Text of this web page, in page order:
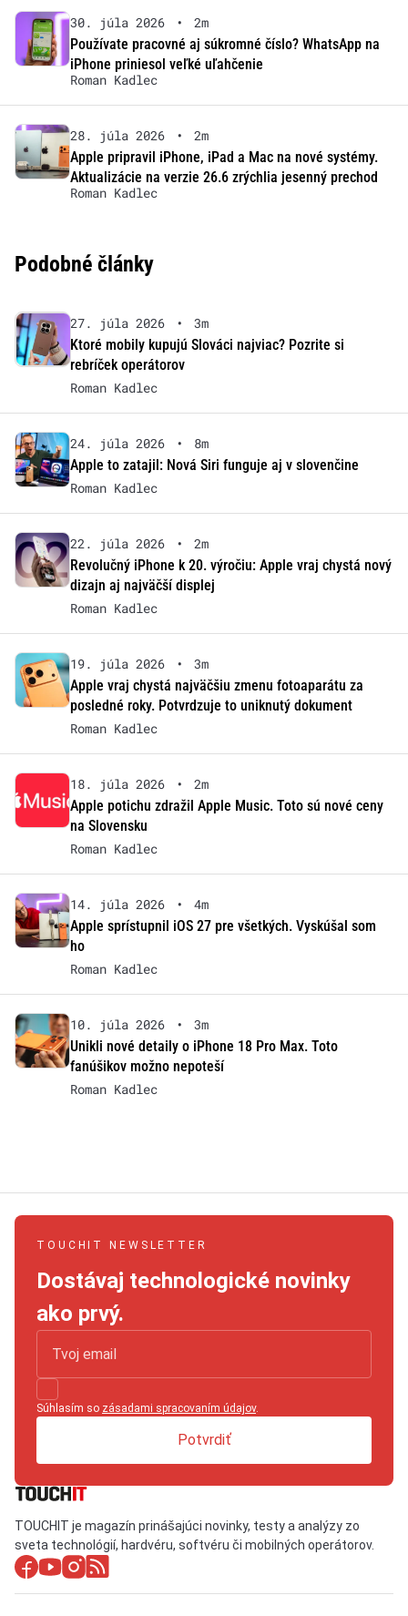
30. júla 2026 •
2m
Používate pracovné aj súkromné číslo? WhatsApp na
iPhone priniesol veľké uľahčenie
Roman Kadlec
28. júla 2026 •
2m
Apple pripravil iPhone, iPad a Mac na nové systémy.
Aktualizácie na verzie 26.6 zrýchlia jesenný prechod
Roman Kadlec
Podobné články
27. júla 2026 •
3m
Ktoré mobily kupujú Slováci najviac? Pozrite si
rebríček operátorov
Roman Kadlec
24. júla 2026 •
8m
Apple to zatajil: Nová Siri funguje aj v slovenčine
Roman Kadlec
22. júla 2026 •
2m
Revolučný iPhone k 20. výročiu: Apple vraj chystá nový
dizajn aj najväčší displej
Roman Kadlec
19. júla 2026 •
3m
Apple vraj chystá najväčšiu zmenu fotoaparátu za
posledné roky. Potvrdzuje to uniknutý dokument
Roman Kadlec
18. júla 2026 •
2m
Apple potichu zdražil Apple Music. Toto sú nové ceny
na Slovensku
Roman Kadlec
14. júla 2026 •
4m
Apple sprístupnil iOS 27 pre všetkých. Vyskúšal som
ho
Roman Kadlec
10. júla 2026 •
3m
Unikli nové detaily o iPhone 18 Pro Max. Toto
fanúšikov možno nepoteší
Roman Kadlec
TOUCHIT NEWSLETTER
Dostávaj technologické novinky
ako prvý.
Súhlasím so zásadami spracovaním údajov.
Potvrdiť
TOUCHIT je magazín prinášajúci novinky, testy a analýzy zo
sveta technológií, hardvéru, softvéru či mobilných operátorov.